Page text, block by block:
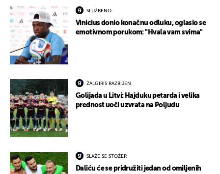
SLUŽBENO
Vinicius donio konačnu odluku, oglasio se
emotivnom porukom: "Hvala vam svima"
ŽALGIRIS RAZBIJEN
Golijada u Litvi: Hajduku petarda i velika
prednost uoči uzvrata na Poljudu
SLAŽE SE STOŽER
Daliću će se pridružiti jedan od omiljenih